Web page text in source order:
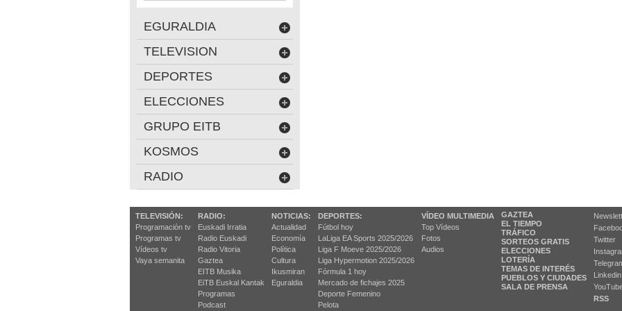
EGURALDIA
TELEVISION
DEPORTES
ELECCIONES
GRUPO EITB
KOSMOS
RADIO
TELEVISIÓN:
Programación tv
Programas tv
Vídeos tv
Vaya semanita
RADIO:
Euskadi Irratia
Radio Euskadi
Radio Vitoria
Gaztea
EITB Musika
EiTB Euskal Kantak
Programas
Podcast
NOTICIAS:
Actualidad
Economía
Política
Cultura
Ikusmiran
Eguraldia
DEPORTES:
Fútbol hoy
LaLiga EA Sports 2025/2026
Liga F Moeve 2025/2026
Liga Hypermotion 2025/2026
Fórmula 1 hoy
Mercado de fichajes 2025
Deporte Femenino
Pelota
VÍDEO MULTIMEDIA
Top Vídeos
Fotos
Audios
GAZTEA
EL TIEMPO
TRÁFICO
SORTEOS GRATIS
ELECCIONES
LOTERÍA
TEMAS DE INTERÉS
PUEBLOS Y CIUDADES
SALA DE PRENSA
Twitter
Linkedin
RSS